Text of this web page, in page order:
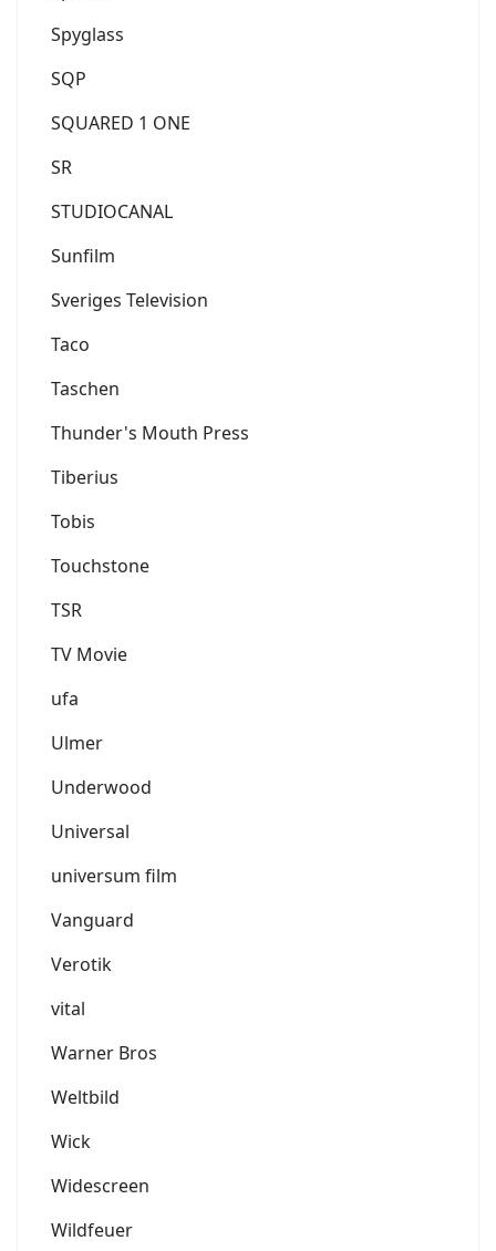
Spyglass
SQP
SQUARED 1 ONE
SR
STUDIOCANAL
Sunfilm
Sveriges Television
Taco
Taschen
Thunder's Mouth Press
Tiberius
Tobis
Touchstone
TSR
TV Movie
ufa
Ulmer
Underwood
Universal
universum film
Vanguard
Verotik
vital
Warner Bros
Weltbild
Wick
Widescreen
Wildfeuer